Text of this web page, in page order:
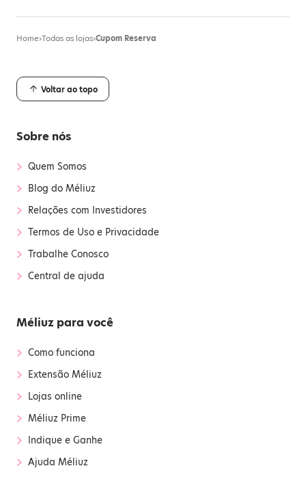
Home›Todas as lojas›Cupom Reserva
Voltar ao topo
Sobre nós
› Quem Somos
› Blog do Méliuz
› Relações com Investidores
› Termos de Uso e Privacidade
› Trabalhe Conosco
› Central de ajuda
Méliuz para você
› Como funciona
› Extensão Méliuz
› Lojas online
› Méliuz Prime
› Indique e Ganhe
› Ajuda Méliuz